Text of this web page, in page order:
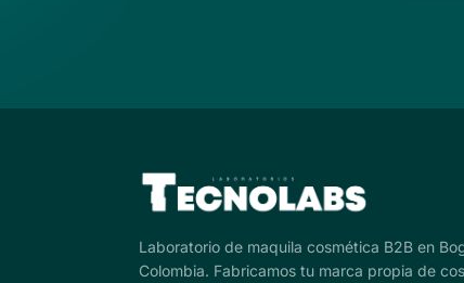
Laboratorio de maquila cosmética B2B en
Colombia. Fabricamos tu marca propia de